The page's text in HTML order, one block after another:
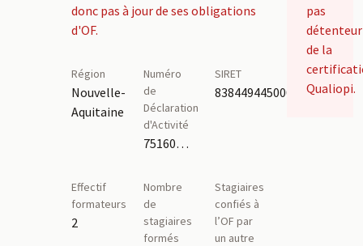
donc pas à jour de ses obligations
d'OF.
Région
Nouvelle-
Aquitaine
Numéro
de
Déclaration
d'Activité
75160102816
SIRET
83844944500017
Effectif
formateurs
2
Nombre
de
stagiaires
formés
Stagiaires
confiés à
l’OF par
un autre
pas
détenteur
de la
Qualiopi.